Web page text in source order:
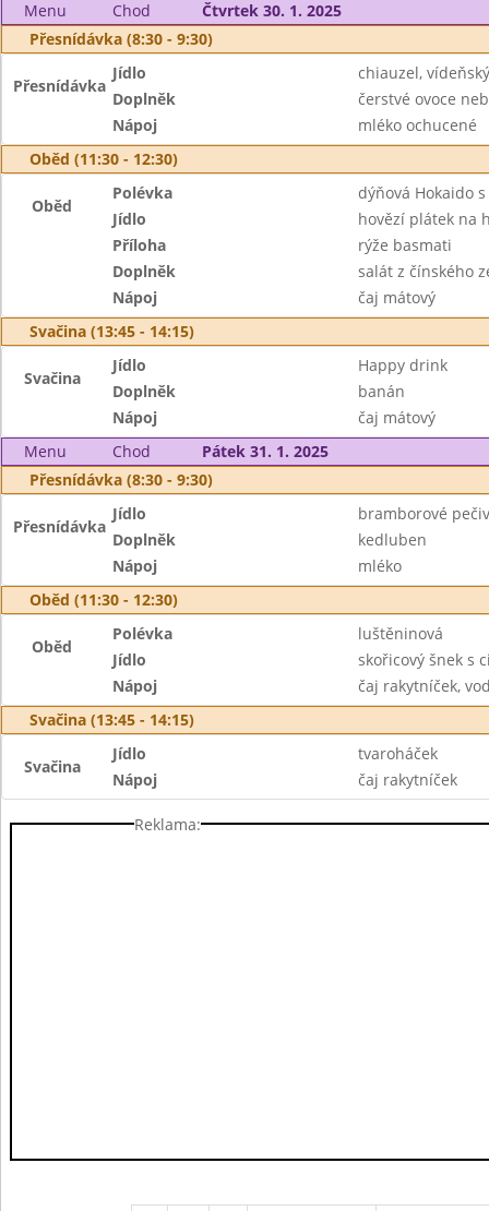
Menu Chod
Čtvrtek 30. 1. 2025
Přesnídávka (8:30 - 9:30)
Přesnídávka
Jídlo
chiauzel,
Doplněk
čerstvé ovoce
Nápoj
mléko ochucené
Oběd (11:30 - 12:30)
Oběd
Polévka
dýňová Hokaido
Jídlo
hovězí plátek na
Příloha
rýže basmati
Doplněk
salát z čínského
Nápoj
čaj mátový
Svačina (13:45 - 14:15)
Svačina
Jídlo
Happy drink
Doplněk
banán
Nápoj
čaj mátový
Menu
Chod
Pátek 31. 1. 2025
Přesnídávka (8:30 - 9:30)
Přesnídávka
Jídlo
bramborové
Doplněk
kedluben
Nápoj
mléko
Oběd (11:30 - 12:30)
Oběd
Polévka
luštěninová
Jídlo
skořicový šnek s
Nápoj
čaj rakytníček,
Svačina (13:45 - 14:15)
Svačina
Jídlo
tvaroháček
Nápoj
čaj rakytníček
Reklama: